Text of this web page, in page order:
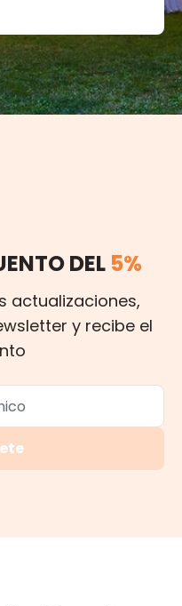
DEL 5%
actualizaciones,
y recibe el